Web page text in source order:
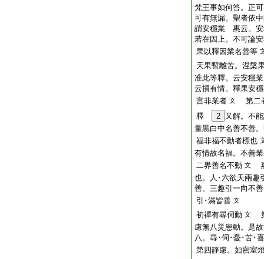
梵王事如何答。正
可有無漏。聖者依
謂安穩業 惠云。安
若在因上。不可論
果以釋因業名善等
天果暫離苦。涅槃
准此等釋。云安穩
云損有情。釋果安
言非業者 文
第二
釋
2 又解。不
量黒白中名善不善
福非福不動者標也
有情故名福。不善
二界善名不動 文
也。人･六欲天兩趣
善。三趣引一向不
引･滿皆善 文
初禪有尋伺動 文
慮無八災患動。是
八。尋･伺･憂･苦･
第四靜慮。如密室